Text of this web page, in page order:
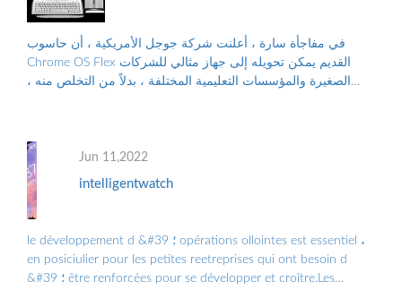
في مفاجأة سارة ، أعلنت شركة جوجل الأمريكية ، أن حاسوب
Chrome OS Flex القديم يمكن تحويله إلى جهاز مثالي للشركات
الصغيرة والمؤسسات التعليمية المختلفة ، بدلاً من التخلص منه ،
Jun 11,2022
intelligentwatch
le développement d &#39 ؛ opérations ollointes est essentiel ،
en posiciulier pour les petites reetreprises qui ont besoin d
&#39 ؛ être renforcées pour se développer et croître.Les